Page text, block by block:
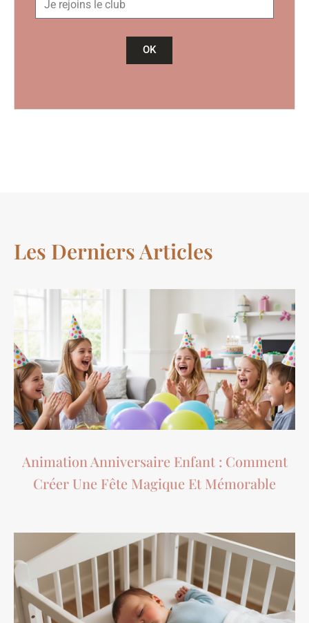
OK
Les Derniers Articles
Animation Anniversaire Enfant : Comment
Créer Une Fête Magique Et Mémorable